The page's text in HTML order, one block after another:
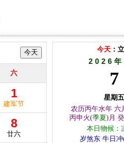
六
1
建军节
8
廿六
今天 ：
2026年
7
星期五
农历丙午水年 六
丙申火(季夏)月
本日物候：
岁煞东 牛日